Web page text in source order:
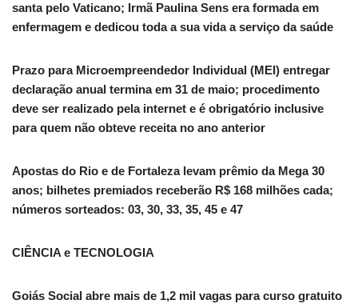
santa pelo Vaticano; Irmã Paulina Sens era formada em
enfermagem e dedicou toda a sua vida a serviço da saúde
Prazo para Microempreendedor Individual (MEI) entregar
declaração anual termina em 31 de maio; procedimento
deve ser realizado pela internet e é obrigatório inclusive
para quem não obteve receita no ano anterior
Apostas do Rio e de Fortaleza levam prêmio da Mega 30
anos; bilhetes premiados receberão R$ 168 milhões cada;
números sorteados: 03, 30, 33, 35, 45 e 47
CIÊNCIA e TECNOLOGIA
Goiás Social abre mais de 1,2 mil vagas para curso gratuito